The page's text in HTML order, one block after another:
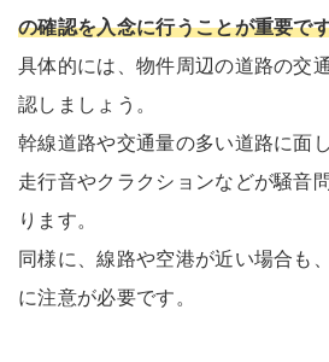
の確認を入念に行うことが重要で
具体的には、物件周辺の道路の交
認しましょう。
幹線道路や交通量の多い道路に面
走行音やクラクションなどが騒音
ります。
同様に、線路や空港が近い場合も
に注意が必要です。